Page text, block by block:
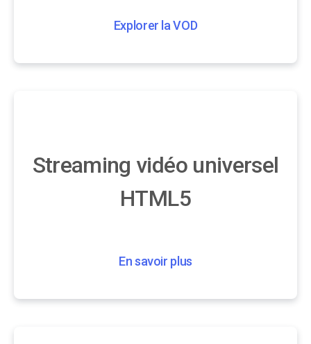
Explorer la VOD
Streaming vidéo universel
HTML5
En savoir plus